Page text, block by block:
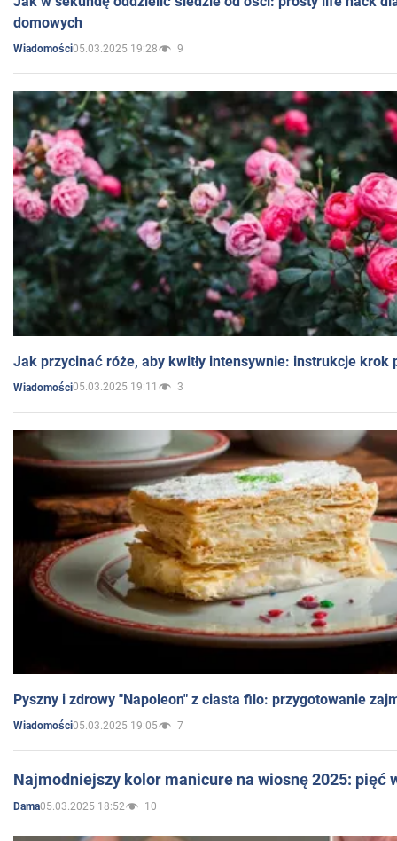
domowych
Wiadomości05.03.2025 19:28 9
Jak przycinać róże, aby kwitły intensywnie: instrukcje krok
Wiadomości05.03.2025 19:11 3
Pyszny i zdrowy "Napoleon" z ciasta filo: przygotowanie
Wiadomości05.03.2025 19:05 7
Najmodniejszy kolor manicure na wiosnę 2025: pięć
Dama05.03.2025 18:52 10